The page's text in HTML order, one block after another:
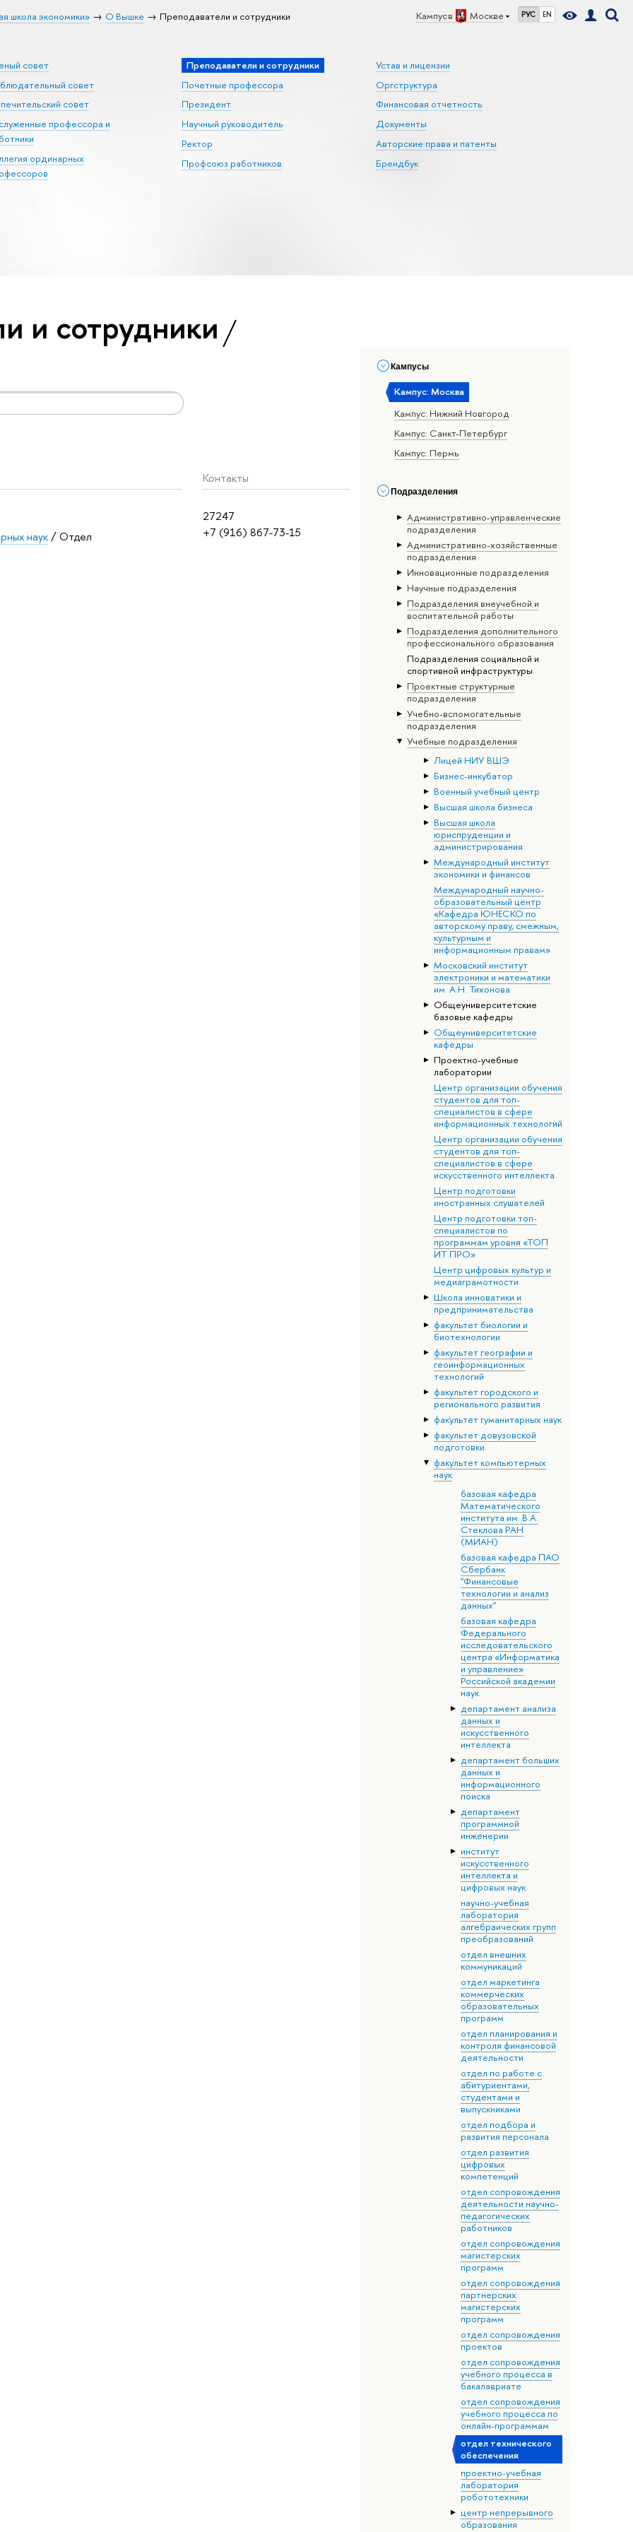
Кампус в Москве РУС EN
школа экономики» О Вышке Преподаватели и сотрудники
совет
совет
совет
профессора и
ординарных
Преподаватели и сотрудники
Почетные профессора
Президент
Научный руководитель
Ректор
Профсоюз работников
Устав и лицензии
Оргструктура
Финансовая отчетность
Документы
Авторские права и патенты
Брендбук
Кампусы
Кампус: Москва
Кампус: Нижний Новгород
Кампус: Санкт-Петербург
Кампус: Пермь
Подразделения
Административно-управленческие
подразделения
Административно-хозяйственные
подразделения
Инновационные подразделения
Научные подразделения
Подразделения внеучебной и
воспитательной работы
Подразделения дополнительного
профессионального образования
Подразделения социальной и
спортивной инфраструктуры
Проектные структурные
подразделения
Учебно-вспомогательные
подразделения
Учебные подразделения
Лицей НИУ ВШЭ
Бизнес-инкубатор
Военный учебный центр
Высшая школа бизнеса
Высшая школа
юриспруденции и
администрирования
Международный институт
экономики и финансов
Международный научно-
образовательный центр
«Кафедра ЮНЕСКО по
авторскому праву, смежным,
культурным и
информационным правам»
Московский институт
электроники и математики
им. А.Н. Тихонова
Общеуниверситетские
базовые кафедры
Общеуниверситетские
кафедры
Проектно-учебные
лаборатории
Центр организации обучения
студентов для топ-
специалистов в сфере
информационных технологий
Центр организации обучения
студентов для топ-
специалистов в сфере
искусственного интеллекта
Центр подготовки
иностранных слушателей
Центр подготовки топ-
специалистов по
программам уровня «ТОП
ИТ ПРО»
Центр цифровых культур и
медиаграмотности
Школа инноватики и
предпринимательства
факультет биологии и
биотехнологии
факультет географии и
геоинформационных
технологий
факультет городского и
регионального развития
факультет гуманитарных наук
факультет довузовской
подготовки
факультет компьютерных
наук
базовая кафедра
Математического
института им. В.А.
Стеклова РАН
(МИАН)
базовая кафедра ПАО
Сбербанк
"Финансовые
технологии и анализ
данных"
базовая кафедра
Федерального
исследовательского
центра «Информатика
и управление»
Российской академии
наук
департамент анализа
данных и
искусственного
интеллекта
департамент больших
данных и
информационного
поиска
департамент
программной
инженерии
институт
искусственного
интеллекта и
цифровых наук
научно-учебная
лаборатория
алгебраических групп
преобразований
отдел внешних
коммуникаций
отдел маркетинга
коммерческих
образовательных
программ
отдел планирования и
контроля финансовой
деятельности
отдел по работе с
абитуриентами,
студентами и
выпускниками
отдел подбора и
развития персонала
отдел развития
цифровых
компетенций
отдел сопровождения
деятельности научно-
педагогических
работников
отдел сопровождения
магистерских
программ
отдел сопровождения
партнерских
магистерских
программ
отдел сопровождения
проектов
отдел сопровождения
учебного процесса в
бакалавриате
отдел сопровождения
учебного процесса по
онлайн-программам
отдел технического
обеспечения
проектно-учебная
лаборатория
робототехники
центр непрерывного
образования
и сотрудники
Контакты
27247
+7 (916) 867-73-15
наук/ Отдел